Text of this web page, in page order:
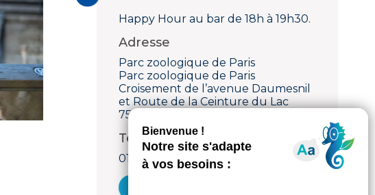
Happy Hour au bar de 18h à 19h30.
Adresse
Parc zoologique de Paris
Parc zoologique de Paris
Croisement de l’avenue Daumesnil
et Route de la Ceinture du Lac
75012 Paris 12ème
Téléphone
01 44 75 20 00